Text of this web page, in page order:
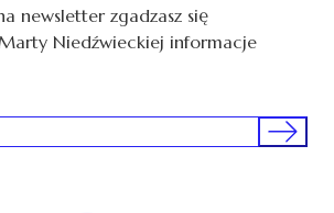
newsletter zgadzasz się
Niedźwieckiej informacje
Sign